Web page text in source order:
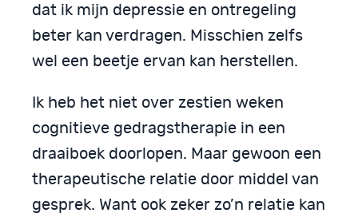
dat ik mijn depressie en ontregeling
beter kan verdragen. Misschien zelfs
wel een beetje ervan kan herstellen.
Ik heb het niet over zestien weken
cognitieve gedragstherapie in een
draaiboek doorlopen. Maar gewoon een
therapeutische relatie door middel van
gesprek. Want ook zeker zo’n relatie kan